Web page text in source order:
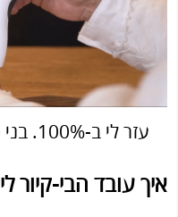
עזר לי ב-100%. בני הדייג. (צילום: בי-קיור לייזר)
איך עובד הבי-קיור